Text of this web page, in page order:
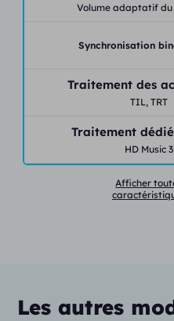
Volume adaptatif
Synchronisation
Traitement des
TIL, TRT
Traitement
HD Music 3
Afficher
Les autres